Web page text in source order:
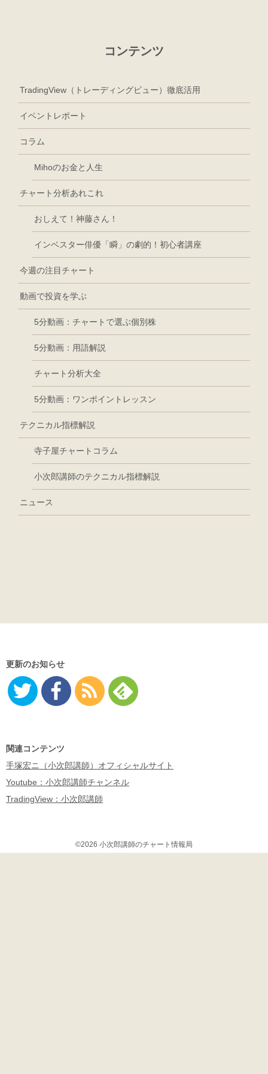
コンテンツ
TradingView（トレーディングビュー）徹底活用
イベントレポート
コラム
Mihoのお金と人生
チャート分析あれこれ
おしえて！神藤さん！
インベスター俳優「瞬」の劇的！初心者講座
今週の注目チャート
動画で投資を学ぶ
5分動画：チャートで選ぶ個別株
5分動画：用語解説
チャート分析大全
5分動画：ワンポイントレッスン
テクニカル指標解説
寺子屋チャートコラム
小次郎講師のテクニカル指標解説
ニュース
更新のお知らせ
関連コンテンツ
手塚宏ニ（小次郎講師）オフィシャルサイト
Youtube：小次郎講師チャンネル
TradingView：小次郎講師
©2026 小次郎講師のチャート情報局